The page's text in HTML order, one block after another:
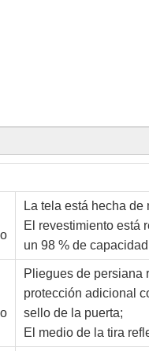
La tela está hecha
El revestimiento está
un 98 % de
Pliegues de persiana
protección adicional
sello de la puerta;
El medio de la tira